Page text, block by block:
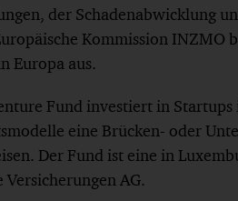
der Schadenabwicklung
Kommission INZMO
Europa aus.
Fund investiert in
eine Brücken- oder
Der Fund ist eine in
Versicherungen AG.